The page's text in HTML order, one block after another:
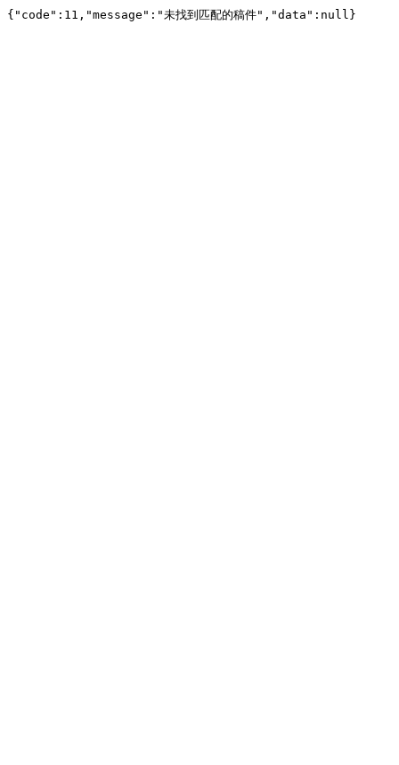
{"code":11,"message":"未找到匹配的稿件","data":null}